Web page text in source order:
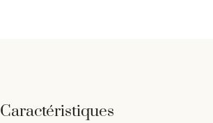
Caractéristiques